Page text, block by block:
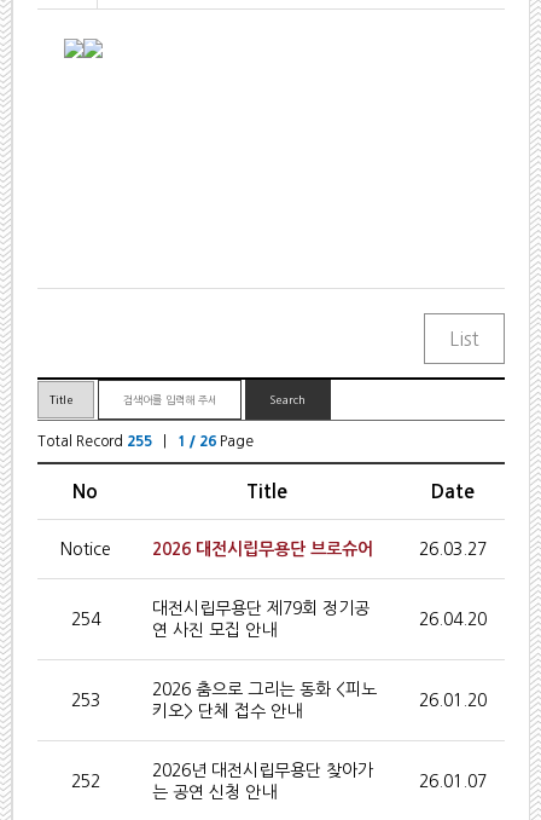
Total Record 255| 1 / 26Page
No Title Date
Notice 2026 대전시립무용단 브로슈어 26.03.27
254
대전시립무용단 제79회 정기공
연 사진 모집 안내
26.04.20
253
2026 춤으로 그리는 동화 <피노
키오> 단체 접수 안내
26.01.20
252
2026년 대전시립무용단 찾아가
는 공연 신청 안내
26.01.07